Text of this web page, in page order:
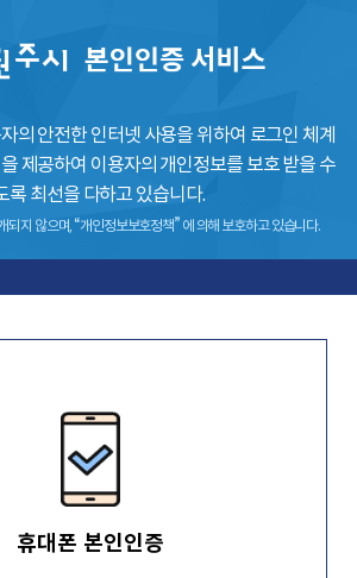
의 안전한 인터넷 사용을 위하여 로그인 체계
제공하여 이용자의 개인정보를 보호 받을 수
록 최선을 다하고 있습니다.
되지 않으며, “개인정보보호정책” 에 의해 보호하고 있습니다.
휴대폰 본인인증